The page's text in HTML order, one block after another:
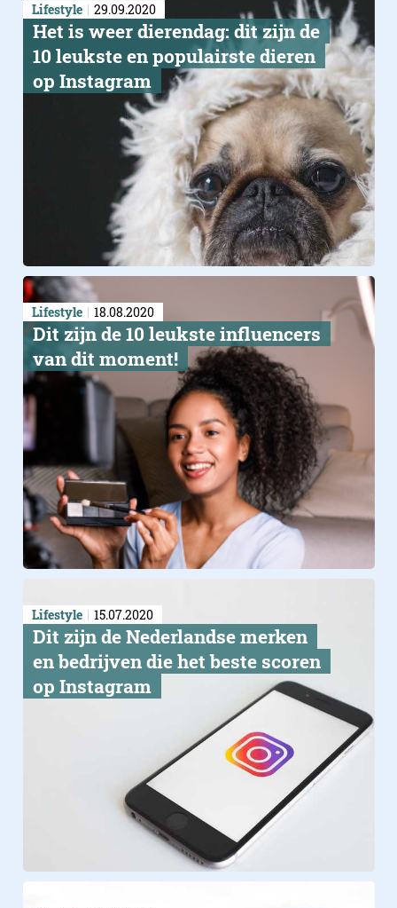
Over de Samsung Galaxy
Lifestyle 29.09.2020
Het is weer dierendag: dit zijn de
10 leukste en populairste dieren
op Instagram
Lifestyle 18.08.2020
Dit zijn de 10 leukste influencers
van dit moment!
Lifestyle 15.07.2020
Dit zijn de Nederlandse merken
en bedrijven die het beste scoren
op Instagram